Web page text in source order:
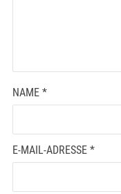
NAME *
E-MAIL-ADRESSE *